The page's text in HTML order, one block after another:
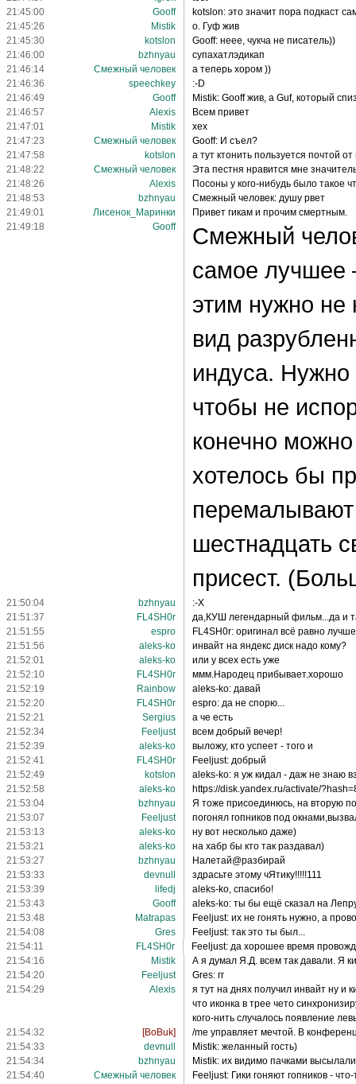
21:45:00
Gooff
kotslon: это значит пора подкаст
21:45:26
Mistik
о. Гуф жив
21:45:30
kotslon
Gooff: неее, чукча не писатель))
21:46:00
bzhnyau
супахатлэдикап
21:46:14
Смежный человек
а теперь хором ))
21:46:36
speechkey
:-D
21:46:49
Gooff
Mistik: Gooff жив, а Guf, который
21:46:57
Alexis
Всем привет
21:47:01
Mistik
хех
21:47:23
Смежный человек
Gooff: И съел?
21:47:58
kotslon
а тут ктонить пользуется почтой
21:48:22
Смежный человек
Эта пестня нравится мне
21:48:26
Alexis
Посоны у кого-нибудь было такое
21:48:53
bzhnyau
Смежный человек: душу рвет
21:49:01
Лисенок_Маринки
Привет гикам и прочим смертным.
21:49:18
Gooff
Смежный
самое лучшее
этим нужно не
вид
индуса. Нужно
чтобы не
конечно
хотелось бы
шестнадцать
присест.
21:50:04 bzhnyau
:-X
21:51:37
FL4SH0r
да,КУШ легендарный фильм...да и
21:51:55
espro
FL4SH0r: оригинал всё равно лучше
21:51:56
aleks-ko
инвайт на яндекс диск надо кому?
21:52:01
aleks-ko
или у всех есть уже
21:52:10
FL4SH0r
ммм.Народец прибывает.хорошо
21:52:19
Rainbow
aleks-ko: давай
21:52:20
FL4SH0r
espro: да не спорю...
21:52:21
Sergius
а че есть
21:52:34
Feeljust
всем добрый вечер!
21:52:39
aleks-ko
выложу, кто успеет - того и
21:52:41
FL4SH0r
Feeljust: добрый
21:52:49
kotslon
aleks-ko: я уж кидал - даж не знаю
21:52:58
aleks-ko
https://disk.yandex.ru/activate/
21:53:04
bzhnyau
Я тоже присоединюсь, на вторую
21:53:07
Feeljust
погонял гопников под
21:53:13
aleks-ko
ну вот несколько даже)
21:53:21
aleks-ko
на хабр бы кто так раздавал)
21:53:27
bzhnyau
Налетай@разбирай
21:53:33
devnull
здрасьте этому чЯтику!!!!!111
21:53:39
lifedj
aleks-ko, спасибо!
21:53:43
Gooff
aleks-ko: ты бы ещё сказал на
21:53:48
Matrapas
Feeljust: их не гонять нужно, а
21:54:08
Gres
Feeljust: так это ты был...
21:54:11
FL4SH0r
Feeljust: да хорошее время
21:54:16
Mistik
А я думал Я.Д. всем так давали. Я
21:54:20
Feeljust
Gres: гг
21:54:29
Alexis
я тут на днях получил инвайт ну и
что иконка в трее чето
кого-нить случалось появление
21:54:32
[BoBuk]
/me управляет мечтой. В
21:54:33
devnull
Mistik: желанный гость)
21:54:34
bzhnyau
Mistik: их видимо пачками высылали
21:54:40
Смежный человек
Feeljust: Гики гоняют гопников -